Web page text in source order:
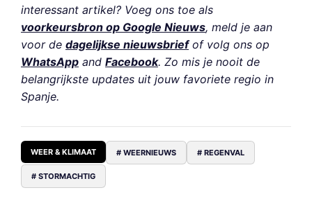
interessant artikel? Voeg ons toe als
voorkeursbron op Google Nieuws, meld je aan
voor de dagelijkse nieuwsbriefof volg ons op
WhatsApp and Facebook. Zo mis je nooit de
belangrijkste updates uit jouw favoriete regio in
Spanje.
WEER & KLIMAAT # WEERNIEUWS # REGENVAL
# STORMACHTIG